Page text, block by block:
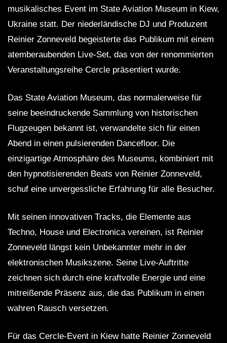
musikalisches Event im State Aviation Museum in Kiew,
Ukraine statt. Der niederländische DJ und Produzent
Reinier Zonneveld begeisterte das Publikum mit einem
atemberaubenden Live-Set, das von der renommierten
Veranstaltungsreihe Cercle präsentiert wurde.
Das State Aviation Museum, das normalerweise für
seine beeindruckende Sammlung von historischen
Flugzeugen bekannt ist, verwandelte sich für einen
Abend in einen pulsierenden Dancefloor. Die
einzigartige Atmosphäre des Museums, kombiniert mit
den hypnotisierenden Beats von Reinier Zonneveld,
schuf eine unvergessliche Erfahrung für alle Besucher.
Mit seinen innovativen Tracks, die Elemente aus
Techno, House und Electronica vereinen, ist Reinier
Zonneveld längst kein Unbekannter mehr in der
elektronischen Musikszene. Seine Live-Auftritte
zeichnen sich durch eine kraftvolle Energie und eine
mitreißende Präsenz aus, die das Publikum in einen
wahren Rausch versetzen.
Für das Cercle-Event in Kiew hatte Reinier Zonneveld